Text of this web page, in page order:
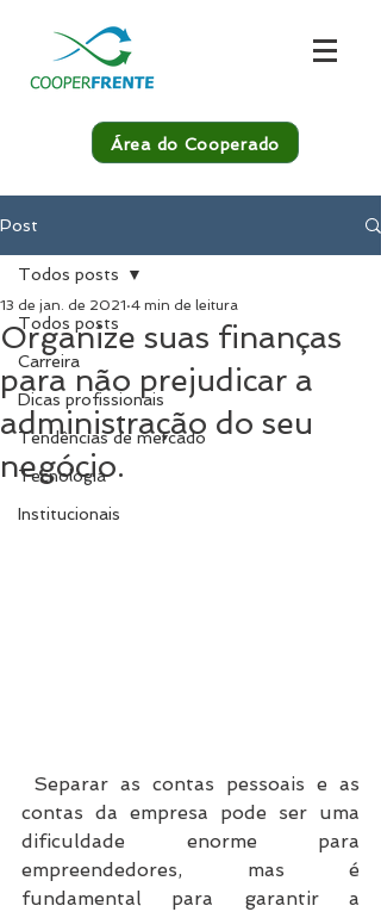
Área do Cooperado
Post
Todos posts
Carreira
Dicas profissionais
Tendências de mercado
Tecnologia
Institucionais
Todos posts
Organize suas finanças
para não prejudicar a
administração do seu
negócio.
13 de jan. de 2021 4 min de leitura
contas da empresa pode ser uma
dificuldade enorme para
empreendedores, mas é
fundamental para garantir a